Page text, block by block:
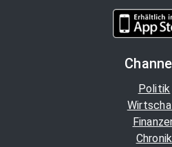
Politik
Chronik